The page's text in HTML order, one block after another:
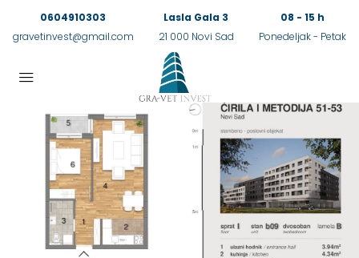
0604910303
gravetinvest@gmail.com
Lasla Gala 3
21 000 Novi Sad
08 - 15 h
Ponedeljak - Petak